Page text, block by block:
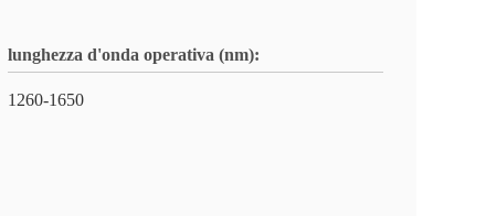
lunghezza d'onda operativa (nm):
1260-1650